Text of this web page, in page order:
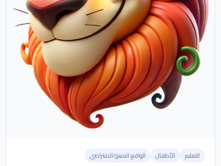
التعليم الأطفال الواقع المعزز/الافتراضي